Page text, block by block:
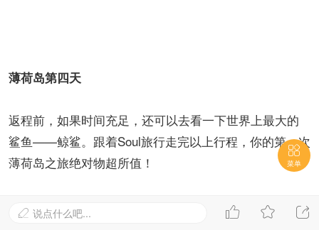
薄荷岛第四天
返程前，如果时间充足，还可以去看一下世界上最大的
鲨鱼——鲸鲨。跟着Soul旅行走完以上行程，你的第一次
薄荷岛之旅绝对物超所值！

菜单



 说点什么吧...